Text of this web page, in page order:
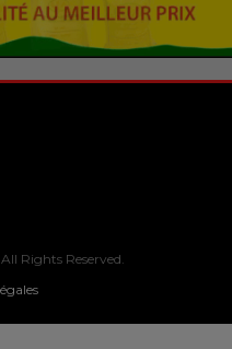
Rights Reserved.